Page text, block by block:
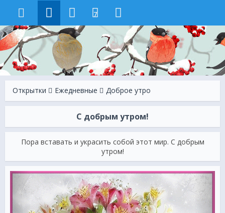
7
Открытки Ежeдневные Доброе утро
С добрым утром!
Пора вставать и украсить собой этот мир. С добрым
утром!